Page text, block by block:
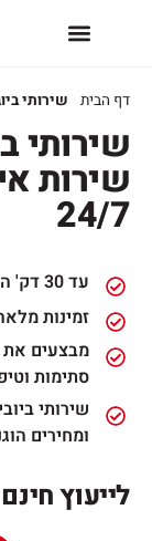
דף הבית שירותי
שירותי
שירות
24/7
עד 30 דק' הגעה
זמינות מלאה 24/7 כולל שבתות למקרי
מבצעים את
סתימות
שירותי
ומחירים
לייעוץ חינם